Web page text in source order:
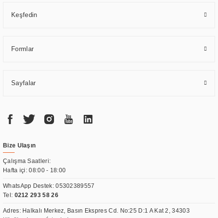
Keşfedin
Formlar
Sayfalar
Bize Ulaşın
Çalışma Saatleri:
Hafta içi: 08:00 - 18:00
WhatsApp Destek:05302389557
Tel: 0212 293 58 26
Adres: Halkalı Merkez, Basın Ekspres Cd. No:25 D:1 A Kat 2, 34303